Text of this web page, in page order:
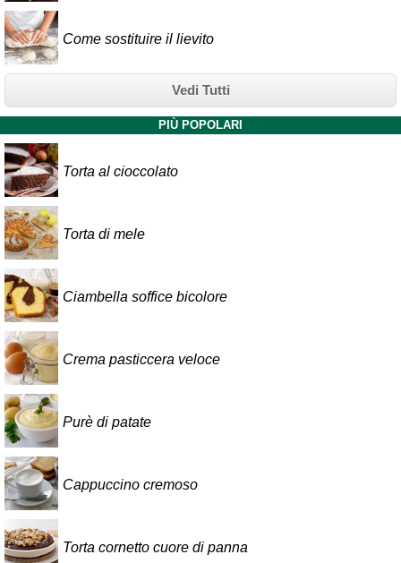
Come sostituire il lievito
Vedi Tutti
PIÙ POPOLARI
Torta al cioccolato
Torta di mele
Ciambella soffice bicolore
Crema pasticcera veloce
Purè di patate
Cappuccino cremoso
Torta cornetto cuore di panna